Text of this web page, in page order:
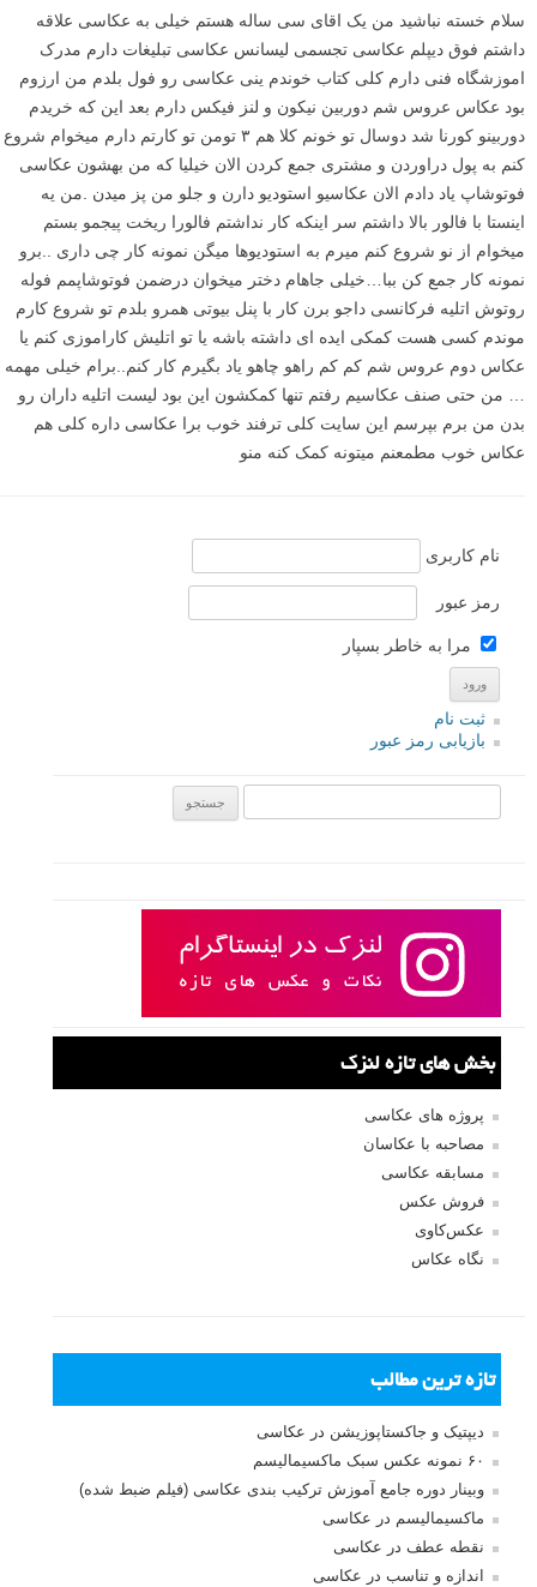
سلام خسته نباشید من یک اقای سی ساله هستم خیلی به عکاسی علاقه
داشتم فوق دیپلم عکاسی تجسمی لیسانس عکاسی تبلیغات دارم مدرک
اموزشگاه فنی دارم کلی کتاب خوندم ینی عکاسی رو فول بلدم من ارزوم
بود عکاس عروس شم دوربین نیکون و لنز فیکس دارم بعد این که خریدم
دوربینو کورنا شد دوسال تو خونم کلا هم ۳ تومن تو کارتم دارم میخوام شروع
کنم به پول دراوردن و مشتری جمع کردن الان خیلیا که من بهشون عکاسی
فوتوشاپ یاد دادم الان عکاسیو استودیو دارن و جلو من پز میدن .من یه
اینستا با فالور بالا داشتم سر اینکه کار نداشتم فالورا ریخت پیجمو بستم
میخوام از نو شروع کنم میرم به استودیوها میگن نمونه کار چی داری ..برو
نمونه کار جمع کن ببا…خیلی جاهام دختر میخوان درضمن فوتوشاپمم فوله
روتوش اتلیه فرکانسی داجو برن کار با پنل بیوتی همرو بلدم تو شروع کارم
موندم کسی هست کمکی ایده ای داشته باشه یا تو اتلیش کاراموزی کنم یا
عکاس دوم عروس شم کم کم راهو چاهو یاد بگیرم کار کنم..برام خیلی مهمه
… من حتی صنف عکاسیم رفتم تنها کمکشون این بود لیست اتلیه داران رو
بدن من برم بپرسم این سایت کلی ترفند خوب برا عکاسی داره کلی هم
عکاس خوب مطمعنم میتونه کمک کنه منو
نام کاربری
رمز عبور
مرا به خاطر بسپار
ثبت نام
بازیابی رمز عبور
بخش های تازه لنزک
پروژه های عکاسی
مصاحبه با عکاسان
مسابقه عکاسی
فروش عکس
عکس‌کاوی
نگاه عکاس
تازه ترین مطالب
دیپتیک و جاکستا‌پوزیشن در عکاسی
۶۰ نمونه عکس سبک ماکسیمالیسم
وبینار دوره جامع آموزش ترکیب بندی عکاسی (فیلم ضبط شده)
ماکسیمالیسم در عکاسی
نقطه عطف در عکاسی
اندازه و تناسب در عکاسی